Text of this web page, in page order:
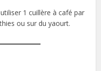
1 cuillère à café par
ou sur du yaourt.